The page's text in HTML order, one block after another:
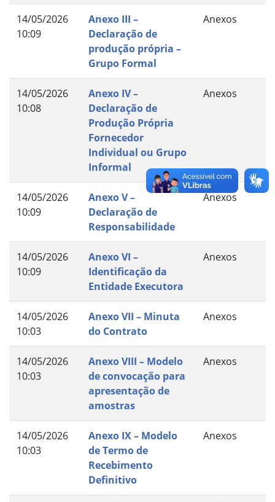
14/05/2026
10:09
Anexo III –
Declaração de
produção própria –
Grupo Formal
Anexos
14/05/2026
10:08
Anexo IV –
Declaração de
Produção Própria
Fornecedor
Individual ou Grupo
Informal
Anexos
14/05/2026
10:09
Anexo V –
Declaração de
Responsabilidade
Anexos
14/05/2026
10:09
Anexo VI –
Identificação da
Entidade Executora
Anexos
14/05/2026
10:03
Anexo VII – Minuta
do Contrato
Anexos
14/05/2026
10:03
Anexo VIII – Modelo
de convocação para
apresentação de
amostras
Anexos
14/05/2026
10:03
Anexo IX – Modelo
de Termo de
Recebimento
Definitivo
Anexos